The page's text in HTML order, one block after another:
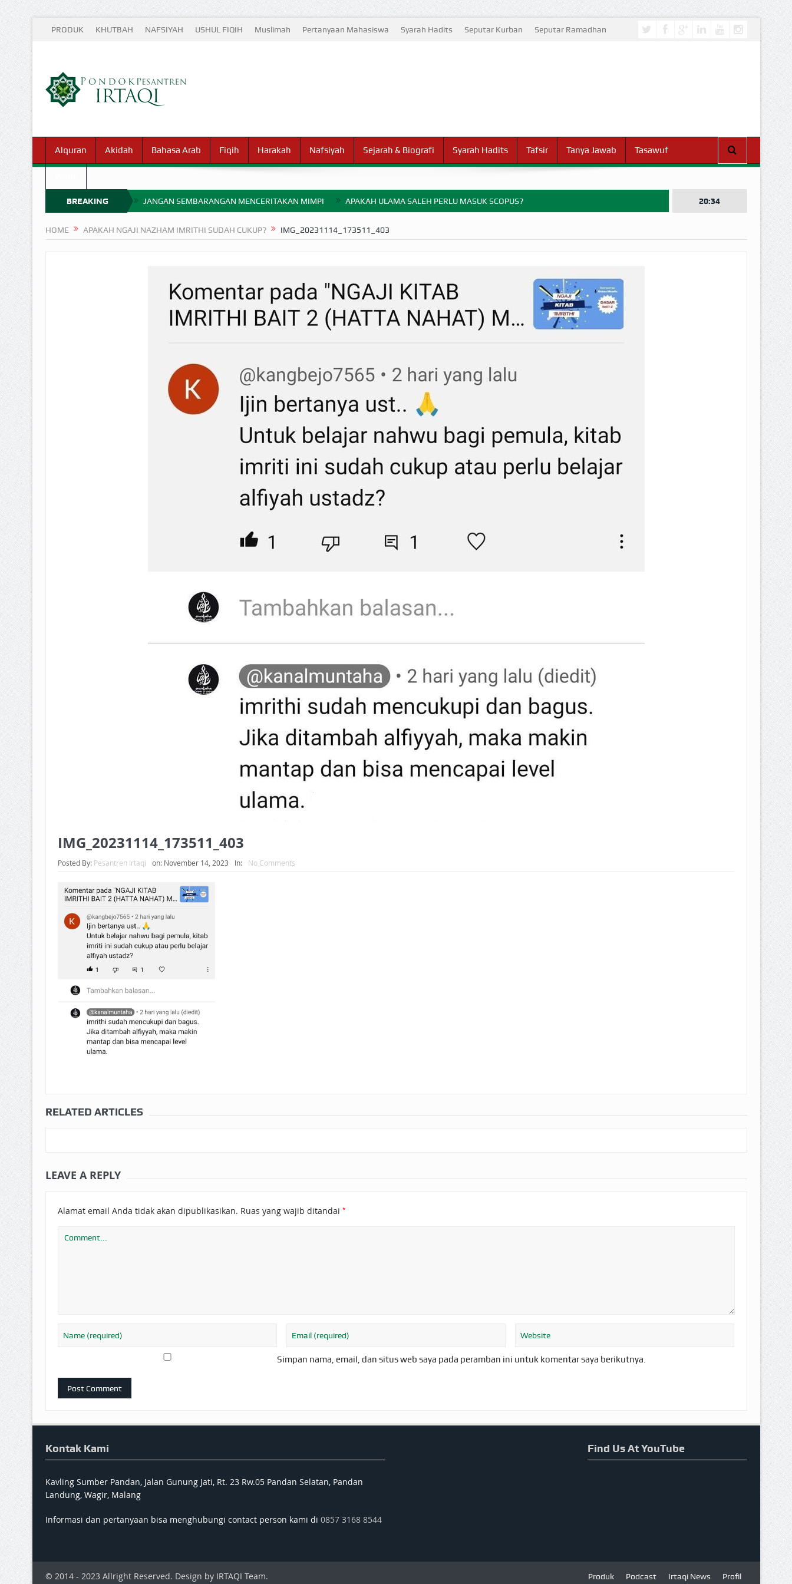
PRODUK KHUTBAH NAFSIYAH USHUL FIQIH Muslimah Pertanyaan Mahasiswa Syarah Hadits Seputar Kurban Seputar Ramadhan
Alquran Akidah Bahasa Arab Fiqih Harakah Nafsiyah Sejarah & Biografi Syarah Hadits Tafsir Tanya Jawab Tasawuf
BREAKING
NEWS
JANGAN SEMBARANGAN MENCERITAKAN MIMPI APAKAH ULAMA SALEH PERLU MASUK SCOPUS?
ISTIDLAL BATIL VS ISTIDLAL SYAR’I BAHASA CINTA KARENA ALLAH HUKUM MEMBAYAR ZAKAT DENGAN CARA MENGANGSUR
HUKUM MEMBAYAR ZAKAT KEPADA KERABAT SENDIRI
20:34
HOME APAKAH NGAJI NAZHAM IMRITHI SUDAH CUKUP? IMG_20231114_173511_403
IMG_20231114_173511_403
Posted By: Pesantren Irtaqi on: November 14, 2023 In: No Comments
RELATED ARTICLES
LEAVE A REPLY
Alamat email Anda tidak akan dipublikasikan. Ruas yang wajib ditandai *
Simpan nama, email, dan situs web saya pada peramban ini untuk komentar saya berikutnya.
Kontak Kami
Kavling Sumber Pandan, Jalan Gunung Jati, Rt. 23 Rw.05 Pandan Selatan, Pandan
Landung, Wagir, Malang
Informasi dan pertanyaan bisa menghubungi contact person kami di 0857 3168 8544
Find Us At YouTube
© 2014 - 2023 Allright Reserved. Design by IRTAQI Team. Produk Podcast Irtaqi News Profil